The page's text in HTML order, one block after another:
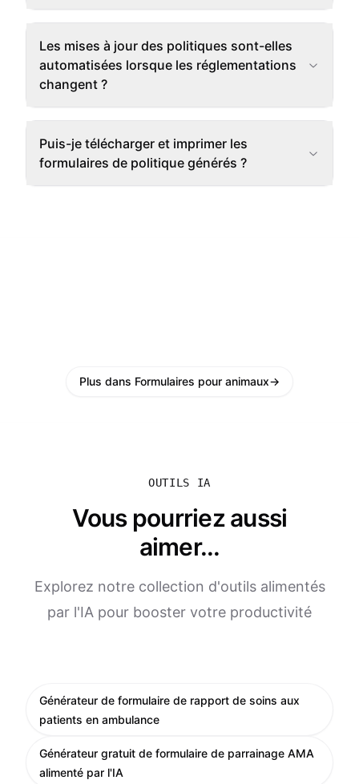
Les mises à jour des politiques sont-elles
automatisées lorsque les réglementations
changent ?
Puis-je télécharger et imprimer les
formulaires de politique générés ?
Plus dans Formulaires pour animaux→
OUTILS IA
Vous pourriez aussi
aimer...
Explorez notre collection d'outils alimentés
par l'IA pour booster votre productivité
Générateur de formulaire de rapport de soins aux
patients en ambulance
Générateur gratuit de formulaire de parrainage AMA
alimenté par l'IA